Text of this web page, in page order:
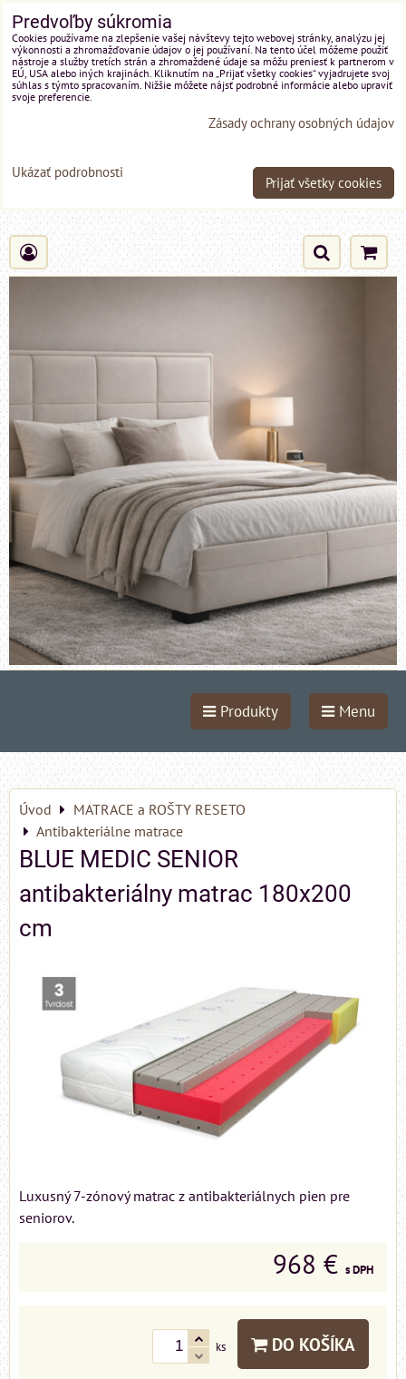
Produkty Menu
Úvod
MATRACE a ROŠTY RESETO
Antibakteriálne matrace
BLUE MEDIC SENIOR
antibakteriálny matrac 180x200
cm
Luxusný 7-zónový matrac z antibakteriálnych pien pre
seniorov.
968 € s DPH
ks DO KOŠÍKA
Predvoľby súkromia
Cookies používame na zlepšenie vašej návštevy tejto webovej stránky, analýzu jej
výkonnosti a zhromažďovanie údajov o jej používaní. Na tento účel môžeme použiť
nástroje a služby tretích strán a zhromaždené údaje sa môžu preniesť k partnerom v
EÚ, USA alebo iných krajinách. Kliknutím na „Prijať všetky cookies“ vyjadrujete svoj
súhlas s týmto spracovaním. Nižšie môžete nájsť podrobné informácie alebo upraviť
svoje preferencie.
Zásady ochrany osobných údajov
Ukázať podrobnosti
Prijať všetky cookies